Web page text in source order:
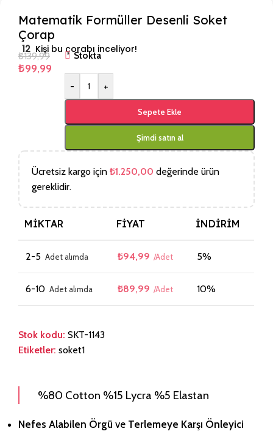
Matematik Formüller Desenli Soket
Çorap
12 Kişi bu çorabı inceliyor!
₺139,99
₺99,99
Stokta
- +
Sepete Ekle
Şimdi satın al
Ücretsiz kargo için ₺1.250,00 değerinde ürün
gereklidir.
MIKTAR FIYAT İNDIRIM
2-5 ₺94,99 5%
6-10 ₺89,99 10%
Stok kodu: SKT-1143
Etiketler: soket1
%80 Cotton %15 Lycra %5 Elastan
Nefes Alabilen Örgü ve Terlemeye Karşı Önleyici